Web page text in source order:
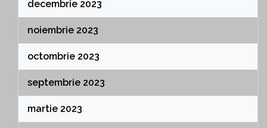
decembrie 2023
noiembrie 2023
octombrie 2023
septembrie 2023
martie 2023